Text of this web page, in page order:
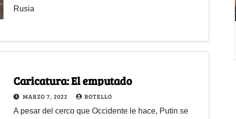
Rusia
Caricatura: El emputado
MARZO 7, 2022 BOTELLO
A pesar del cerco que Occidente le hace, Putin se